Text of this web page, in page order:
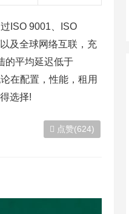
ISO 9001、ISO
及全球网络互联，充
的平均延迟低于
在配置，性能，租用
选择!
点赞(624)